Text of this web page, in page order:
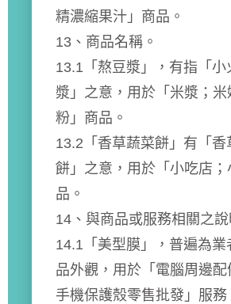
精濃縮果汁」商品。
13、商品名稱。
13.1「熬豆漿」，有指「小
漿」之意，用於「米漿；
粉」商品。
13.2「香草蔬菜餅」有「香
餅」之意，用於「小吃店；
品。
14、與商品或服務相關之說
14.1「美型膜」，普遍為業
品外觀，用於「電腦周邊配
手機保護殼零售批發」服務